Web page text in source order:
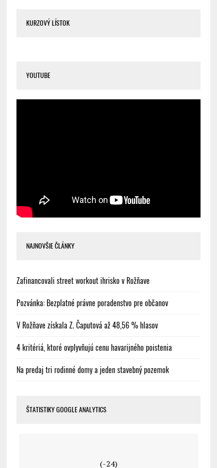
KURZOVÝ LÍSTOK
YOUTUBE
NAJNOVŠIE ČLÁNKY
Zafinancovali street workout ihrisko v Rožňave
Pozvánka: Bezplatné právne poradenstvo pre občanov
V Rožňave získala Z. Čaputová až 48,56 % hlasov
4 kritériá, ktoré ovplyvňujú cenu havarijného poistenia
Na predaj tri rodinné domy a jeden stavebný pozemok
ŠTATISTIKY GOOGLE ANALYTICS
(-24)